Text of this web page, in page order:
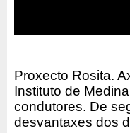
Proxecto Rosita.
Instituto de
condutores. De
desvantaxes dos